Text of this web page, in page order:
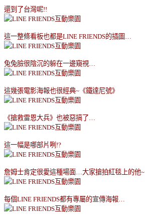
還到了台灣呢!!
這一整條看板也都是LINE FRIENDS的插圖
兔兔臉很陰沉的躲在一邊窺視
這幾張電影海報也很經典~ 《鐵達尼號》
《搶救雷恩大兵》也被惡搞了
這一幅是哪部片咧 !?
詹姆士肯定很愛這種場面 大家搶拍紅毯上的他~
每個LINE FRIENDS都有專屬的宣傳海報